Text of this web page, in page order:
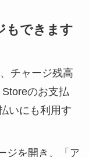
もできます
チャージ残高
のお支払
いにも利用す
ジを開き、「ア